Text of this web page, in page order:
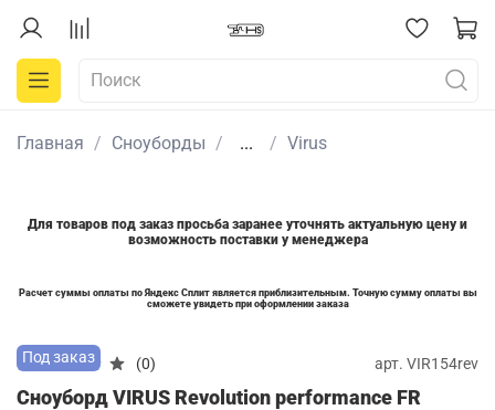
Главная Сноуборды ... Virus
Для товаров под заказ просьба заранее уточнять актуальную цену и
возможность поставки у менеджера
Расчет суммы оплаты по Яндекс Сплит является приблизительным. Точную сумму оплаты вы
сможете увидеть при оформлении заказа
Под заказ (0) арт. VIR154rev
Сноуборд VIRUS Revolution performance FR